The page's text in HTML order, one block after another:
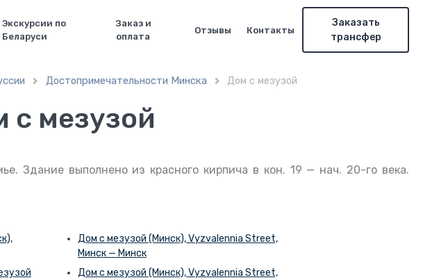
Экскурсии по
Беларуси
Заказ и
оплата
Отзывы Контакты
Заказать
трансфер
 Достопримечательности Минска  Дом с мезузой
с мезузой
Здание выполнено из красного кирпича в кон. 19 — нач. 20-го века.
Дом с мезузой (Минск), Vyzvalennia Street,
Минск — Минск
Дом с мезузой (Минск), Vyzvalennia Street,